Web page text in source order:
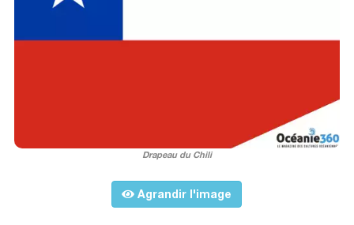
Drapeau du Chili
Agrandir l'image